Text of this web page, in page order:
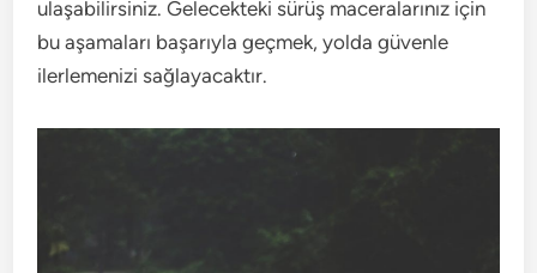
ulaşabilirsiniz. Gelecekteki sürüş maceralarınız için
bu aşamaları başarıyla geçmek, yolda güvenle
ilerlemenizi sağlayacaktır.